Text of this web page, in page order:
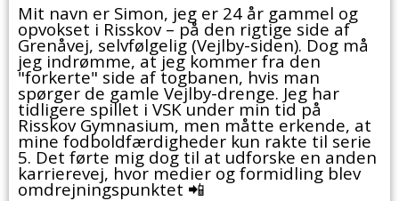
Mit navn er Simon, jeg er 24 år gammel og
opvokset i Risskov – på den rigtige side af
Grenåvej, selvfølgelig (Vejlby-siden). Dog må
jeg indrømme, at jeg kommer fra den
"forkerte" side af togbanen, hvis man
spørger de gamle Vejlby-drenge. Jeg har
tidligere spillet i VSK under min tid på
Risskov Gymnasium, men måtte erkende, at
mine fodboldfærdigheder kun rakte til serie
5. Det førte mig dog til at udforske en anden
karrierevej, hvor medier og formidling blev
omdrejningspunktet 📲